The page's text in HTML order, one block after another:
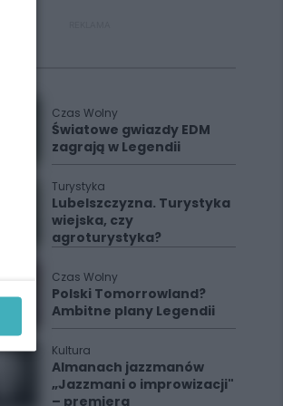
Czas Wolny
Światowe gwiazdy EDM
zagrają w Legendii
Turystyka
Lubelszczyzna. Turystyka
wiejska, czy
agroturystyka?
Czas Wolny
Polski Tomorrowland?
Ambitne plany Legendii
Kultura
Almanach jazzmanów
„Jazzmani o improwizacji"
– premiera